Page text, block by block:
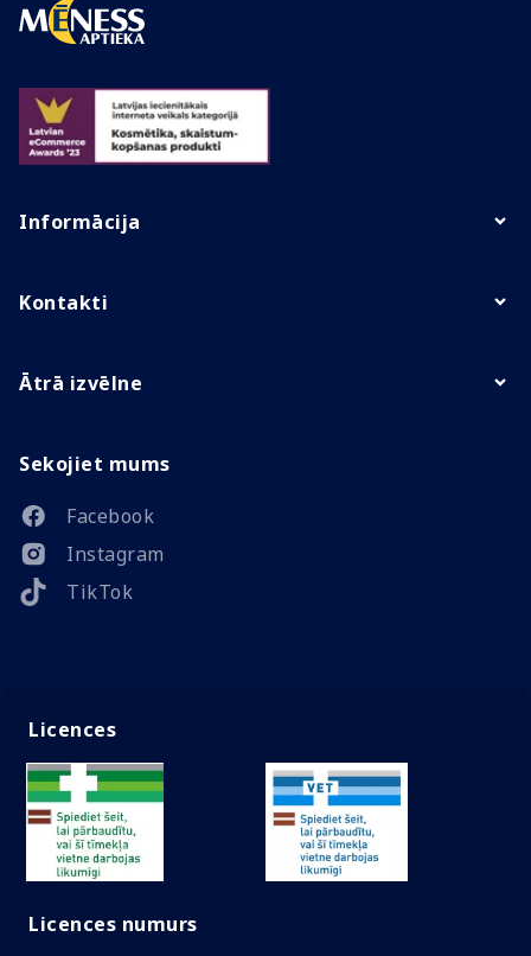
Informācija
Kontakti
Ātrā izvēlne
Sekojiet mums
Facebook
Instagram
TikTok
Licences
Licences numurs